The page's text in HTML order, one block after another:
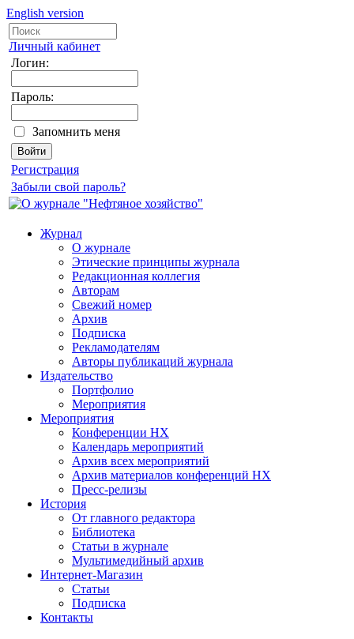
English version
Личный кабинет
Логин:
Пароль:
Запомнить меня
Регистрация
Забыли свой пароль?
Журнал
О журнале
Этические принципы журнала
Редакционная коллегия
Авторам
Свежий номер
Архив
Подписка
Рекламодателям
Авторы публикаций журнала
Издательство
Портфолио
Мероприятия
Мероприятия
Конференции НХ
Календарь мероприятий
Архив всех мероприятий
Архив материалов конференций НХ
Пресс-релизы
История
От главного редактора
Библиотека
Статьи в журнале
Мультимедийный архив
Интернет-Магазин
Статьи
Подписка
Контакты